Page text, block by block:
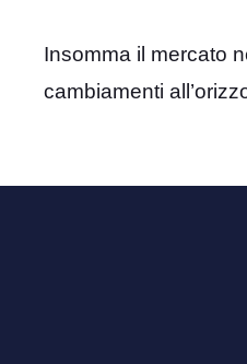
Insomma il mercato
cambiamenti